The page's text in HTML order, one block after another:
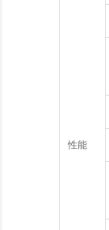
性能